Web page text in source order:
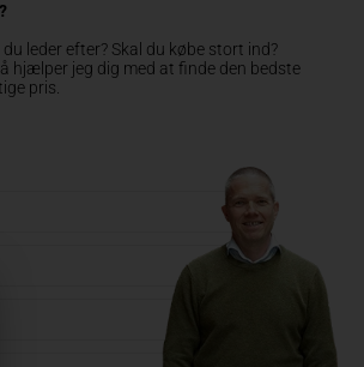
leder efter? Skal du købe stort ind?
hjælper jeg dig med at finde den bedste
pris.